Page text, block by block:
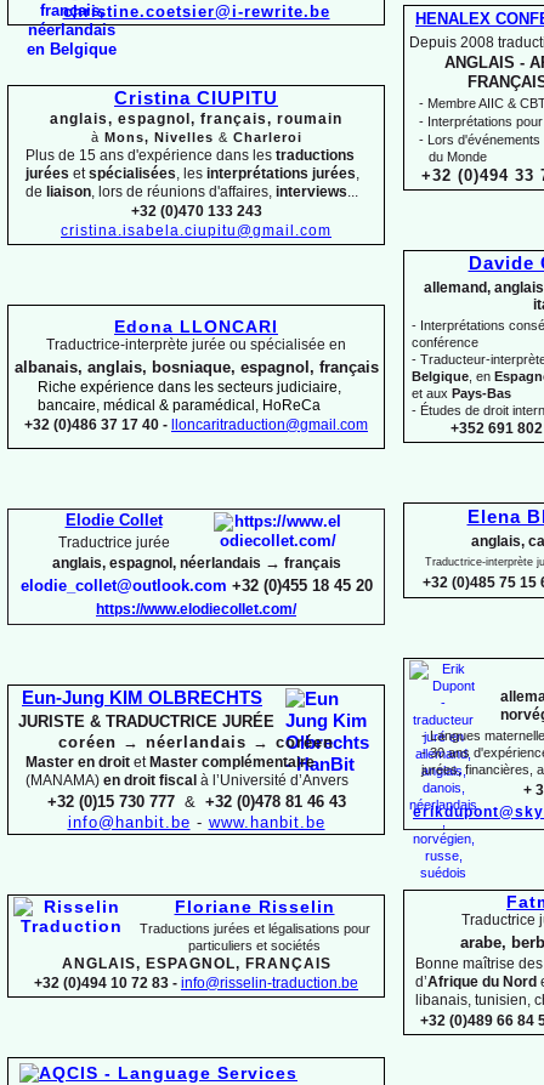
HENALEX
Depuis 2008
ANGLAIS -
- Membre AIIC &
- Interprétations
- Lors
du Monde
+32 (0)494 33
Davide
allemand,
- Interprétations
conférence
- Traducteur-
Belgique , en
et aux Pays-Bas
- Études de droit
+352 691
Elena
anglais,
Traductrice-interprète
+32 (0)485 75 15
-Langues
-30 ans
jurées, financières,
+
Traductrice
arabe,
Bonne maîtrise
d’Afrique du Nord
libanais, tunisien,
+32 (0)489 66 84
christine.coetsier@i-rewrite.be
Cristina CIUPITU
anglais, espagnol, français, roumain
à Mons, Nivelles & Charleroi
Plus de 15 ans d'expérience dans les traductions
jurées etspécialisées, les interprétations jurées,
de liaison, lors de réunions d'affaires, interviews...
+32 (0)470 133 243
cristina.isabela.ciupitu@gmail.com
Edona LLONCARI
Traductrice-interprète jurée ou spécialisée en
albanais, anglais, bosniaque, espagnol, français
Riche expérience dans les secteurs judiciaire,
bancaire, médical & paramédical, HoReCa
+32 (0)486 37 17 40 -
lloncaritraduction@gmail.com
Elodie Collet
Traductrice jurée
anglais, espagnol, néerlandais → français
elodie_collet@outlook.com +32 (0)455 18 45 20
https://www.elodiecollet.com/
Eun-Jung KIM OLBRECHTS
JURISTE & TRADUCTRICE JURÉE
coréen → néerlandais → coréen
Master en droit etMaster complémentaire
(MANAMA) en droit fiscal à l’Université d’Anvers
+32 (0)15 730 777& +32 (0)478 81 46 43
info@hanbit.be - www.hanbit.be
Floriane Risselin
Traductions jurées et légalisations pour
particuliers et sociétés
ANGLAIS, ESPAGNOL, FRANÇAIS
+32 (0)494 10 72 83 - info@risselin-traduction.be